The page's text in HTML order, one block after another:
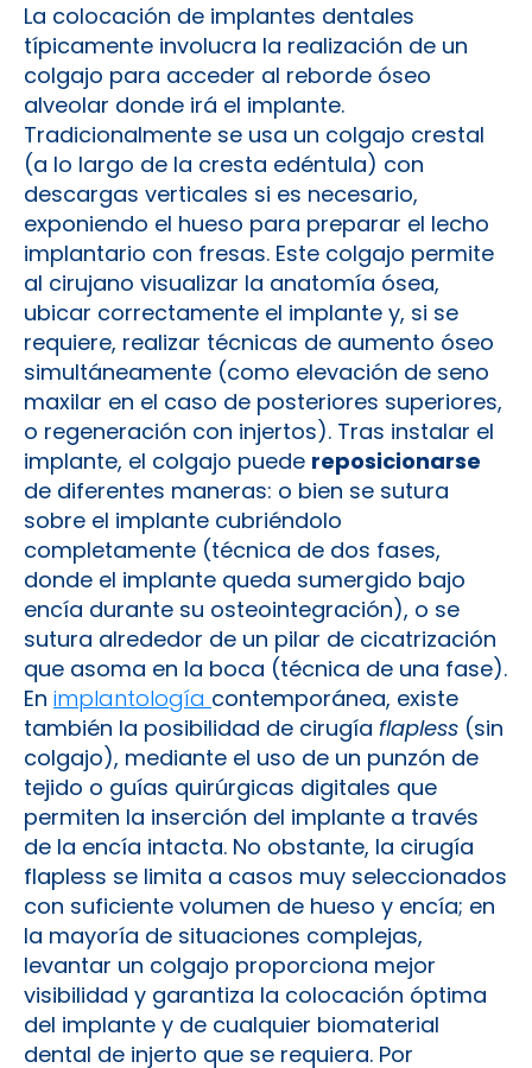
La colocación de implantes dentales
típicamente involucra la realización de un
colgajo para acceder al reborde óseo
alveolar donde irá el implante.
Tradicionalmente se usa un colgajo crestal
(a lo largo de la cresta edéntula) con
descargas verticales si es necesario,
exponiendo el hueso para preparar el lecho
implantario con fresas. Este colgajo permite
al cirujano visualizar la anatomía ósea,
ubicar correctamente el implante y, si se
requiere, realizar técnicas de aumento óseo
simultáneamente (como elevación de seno
maxilar en el caso de posteriores superiores,
o regeneración con injertos). Tras instalar el
implante, el colgajo puede reposicionarse
de diferentes maneras: o bien se sutura
sobre el implante cubriéndolo
completamente (técnica de dos fases,
donde el implante queda sumergido bajo
encía durante su osteointegración), o se
sutura alrededor de un pilar de cicatrización
que asoma en la boca (técnica de una fase).
En implantología contemporánea, existe
también la posibilidad de cirugía flapless (sin
colgajo), mediante el uso de un punzón de
tejido o guías quirúrgicas digitales que
permiten la inserción del implante a través
de la encía intacta. No obstante, la cirugía
flapless se limita a casos muy seleccionados
con suficiente volumen de hueso y encía; en
la mayoría de situaciones complejas,
levantar un colgajo proporciona mejor
visibilidad y garantiza la colocación óptima
del implante y de cualquier biomaterial
dental de injerto que se requiera. Por